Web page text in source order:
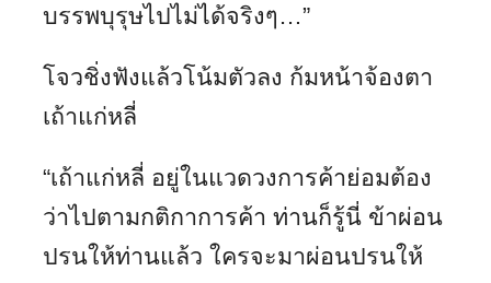
บรรพบุรุษไปไม่ได้จริงๆ…”
โจวชิ่งฟังแล้วโน้มตัวลง ก้มหน้าจ้องตา
เถ้าแก่หลี่
“เถ้าแก่หลี่ อยู่ในแวดวงการค้าย่อมต้อง
ว่าไปตามกติกาการค้า ท่านก็รู้นี่ ข้าผ่อน
ปรนให้ท่านแล้ว ใครจะมาผ่อนปรนให้